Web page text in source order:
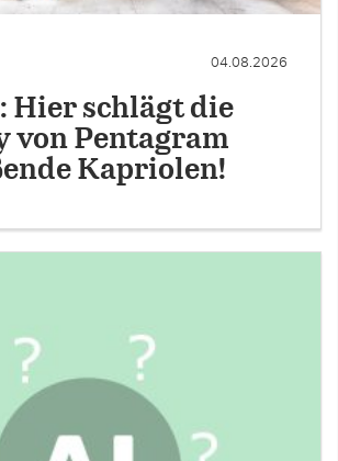
04.08.2026
Hier schlägt die
von Pentagram
Kapriolen!